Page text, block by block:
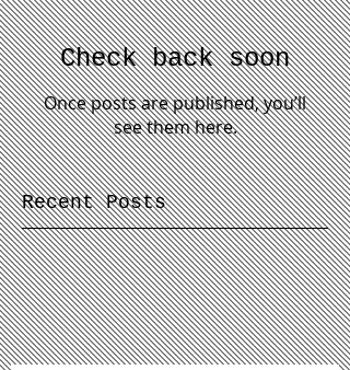
Check back soon
Once posts are published, you’ll
see them here.
Recent Posts